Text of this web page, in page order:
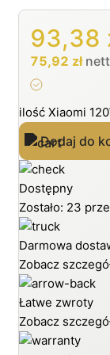
93,38
75,92 zł
ilość Xiaomi
Dodaj do
Dostępny
Zostało: 23
Darmowa
Zobacz
Łatwe zwroty
Zobacz